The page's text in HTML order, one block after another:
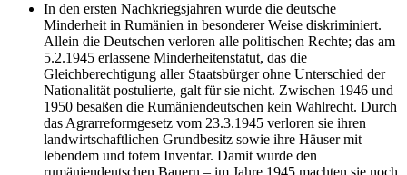
In den ersten Nachkriegsjahren wurde die deutsche
Minderheit in Rumänien in besonderer Weise diskriminiert.
Allein die Deutschen verloren alle politischen Rechte; das am
5.2.1945 erlassene Minderheitenstatut, das die
Gleichberechtigung aller Staatsbürger ohne Unterschied der
Nationalität postulierte, galt für sie nicht. Zwischen 1946 und
1950 besaßen die Rumäniendeutschen kein Wahlrecht. Durch
das Agrarreformgesetz vom 23.3.1945 verloren sie ihren
landwirtschaftlichen Grundbesitz sowie ihre Häuser mit
lebendem und totem Inventar. Damit wurde den